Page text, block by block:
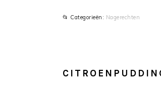
📂 Categorieën: Nagerechten